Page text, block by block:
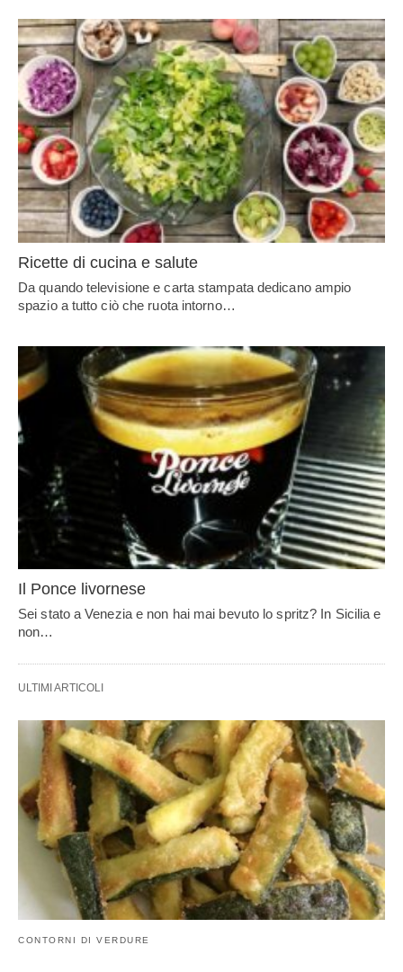
Ricette di cucina e salute
Da quando televisione e carta stampata dedicano ampio
spazio a tutto ciò che ruota intorno…
Il Ponce livornese
Sei stato a Venezia e non hai mai bevuto lo spritz? In Sicilia e
non…
ULTIMI ARTICOLI
CONTORNI DI VERDURE